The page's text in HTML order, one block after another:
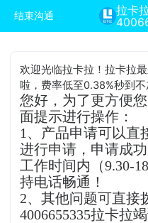
结束沟通
拉卡
欢迎光临拉卡拉！拉卡拉
啦，费率低至0.38%秒到不
您好，为了更方便
面提示进行操作：
1、产品申请可以直
进行申请，申请成
工作时间内（9.30-
持电话畅通！
2、其他问题可直接
4006655335拉卡拉